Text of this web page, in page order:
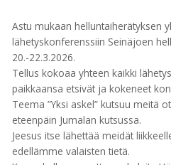
Astu mukaan helluntaiherätyksen
lähetyskonferenssiin Seinäjoen
20.-22.3.2026.
Tellus kokoaa yhteen kaikki
paikkaansa etsivät ja kokeneet
Teema ”Yksi askel” kutsuu meitä
eteenpäin Jumalan kutsussa.
Jeesus itse lähettää meidät
edellämme valaisten tietä.